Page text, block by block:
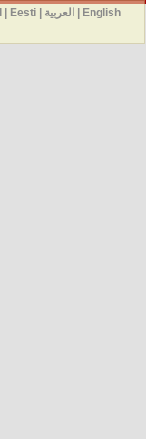
English العربية |
Eesti